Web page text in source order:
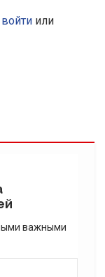
войти или
важными